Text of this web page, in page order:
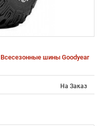
Всесезонные шины Goodyear
На Заказ